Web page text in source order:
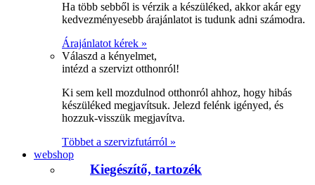
Ha több sebből is vérzik a készüléked, akkor akár egy
kedvezményesebb árajánlatot is tudunk adni számodra.
Árajánlatot kérek »
Válaszd a kényelmet,
intézd a szervizt otthonról!
Ki sem kell mozdulnod otthonról ahhoz, hogy hibás
készüléked megjavítsuk. Jelezd felénk igényed, és
hozzuk-visszük megjavítva.
Többet a szervizfutárról »
webshop
Kiegészítő, tartozék